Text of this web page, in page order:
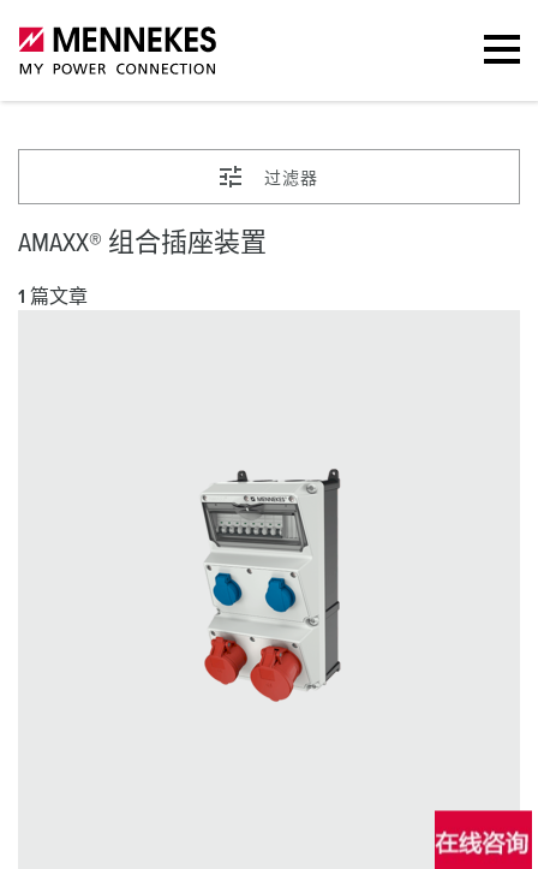
过滤器
AMAXX® 组合插座装置
1 篇文章